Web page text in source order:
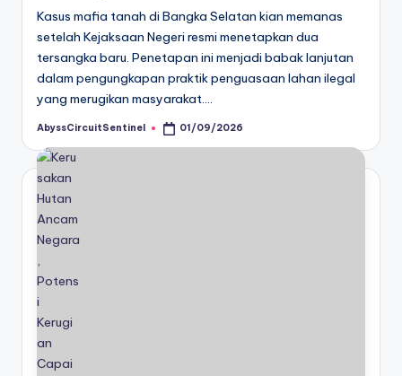
Kasus mafia tanah di Bangka Selatan kian memanas
setelah Kejaksaan Negeri resmi menetapkan dua
tersangka baru. Penetapan ini menjadi babak lanjutan
dalam pengungkapan praktik penguasaan lahan ilegal
yang merugikan masyarakat.…
Posted
AbyssCircuitSentinel 01/09/2026